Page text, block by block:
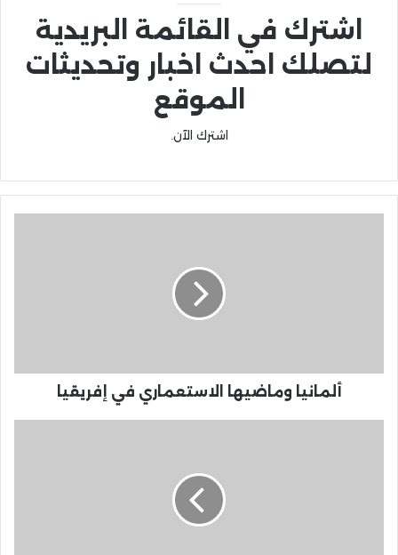
اشترك في القائمة البريدية
لتصلك احدث اخبار وتحديثات
الموقع
اشترك الآن.
ألمانيا وماضيها الاستعماري في إفريقيا